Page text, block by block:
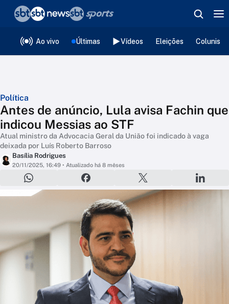
Ao vivo Últimas Vídeos Eleições
Política
Antes de anúncio, Lula avisa Fachin que
indicou Messias ao STF
Atual ministro da Advocacia Geral da União foi indicado à vaga
deixada por Luís Roberto Barroso
Basília Rodrigues
20/11/2025, 16:49 • Atualizado há 8 mêses
❮voltar
Editorias